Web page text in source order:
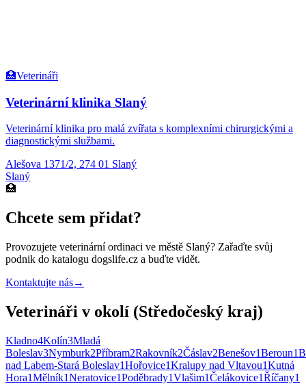
🏥Veterináři
Veterinární klinika Slaný
Veterinární klinika pro malá zvířata s komplexními chirurgickými a
diagnostickými službami.
Alešova 1371/2, 274 01 Slaný
Slaný
🏥
Chcete sem přidat?
Provozujete veterinární ordinaci ve městě Slaný? Zařaďte svůj
podnik do katalogu dogslife.cz a buďte vidět.
Kontaktujte nás→
Veterináři v okolí (Středočeský kraj)
Kladno4Kolín3Mladá
Boleslav3Nymburk2Příbram2Rakovník2Čáslav2Benešov1Beroun1
nad Labem-Stará Boleslav1Hořovice1Kralupy nad Vltavou1Kutná
Hora1Mělník1Neratovice1Poděbrady1Vlašim1Čelákovice1Říčany1